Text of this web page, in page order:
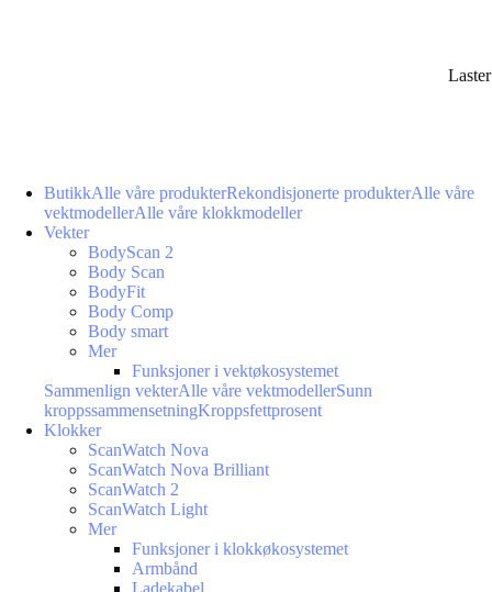
ButikkAlle våre produkterRekondisjonerte produkterAlle våre
vektmodellerAlle våre klokkmodeller
Vekter
BodyScan 2
Body Scan
BodyFit
Body Comp
Body smart
Mer
Funksjoner i vektøkosystemet
Sammenlign vekterAlle våre vektmodellerSunn
kroppssammensetningKroppsfettprosent
Klokker
ScanWatch Nova
ScanWatch Nova Brilliant
ScanWatch 2
ScanWatch Light
Mer
Funksjoner i klokkøkosystemet
Armbånd
Ladekabel